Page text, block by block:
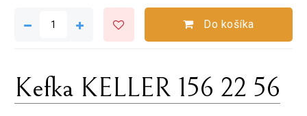
Do košíka
Kefka KELLER 156 22 56